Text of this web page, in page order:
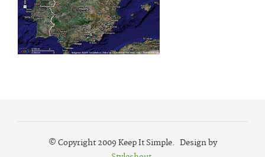
© Copyright 2009 Keep It Simple. Design by